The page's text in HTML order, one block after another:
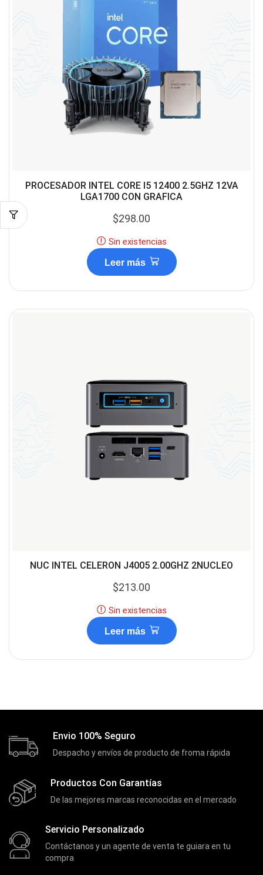
PROCESADOR INTEL CORE I5 12400 2.5GHZ 12VA
LGA1700 CON GRAFICA
$298.00
Sin existencias
Leer más
NUC INTEL CELERON J4005 2.00GHZ 2NUCLEO
$213.00
Sin existencias
Leer más
Envio 100% Seguro
Despacho y envíos de producto de froma rápida
Productos Con Garantías
De las mejores marcas reconocidas en el mercado
Servicio Personalizado
Contáctanos y un agente de venta te guiara en tu
compra